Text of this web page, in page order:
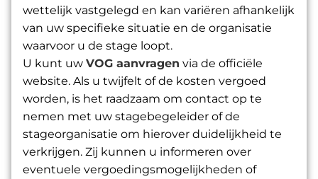
wettelijk vastgelegd en kan variëren afhankelijk
van uw specifieke situatie en de organisatie
waarvoor u de stage loopt.
U kunt uw VOG aanvragen via de officiële
website. Als u twijfelt of de kosten vergoed
worden, is het raadzaam om contact op te
nemen met uw stagebegeleider of de
stageorganisatie om hierover duidelijkheid te
verkrijgen. Zij kunnen u informeren over
eventuele vergoedingsmogelijkheden of